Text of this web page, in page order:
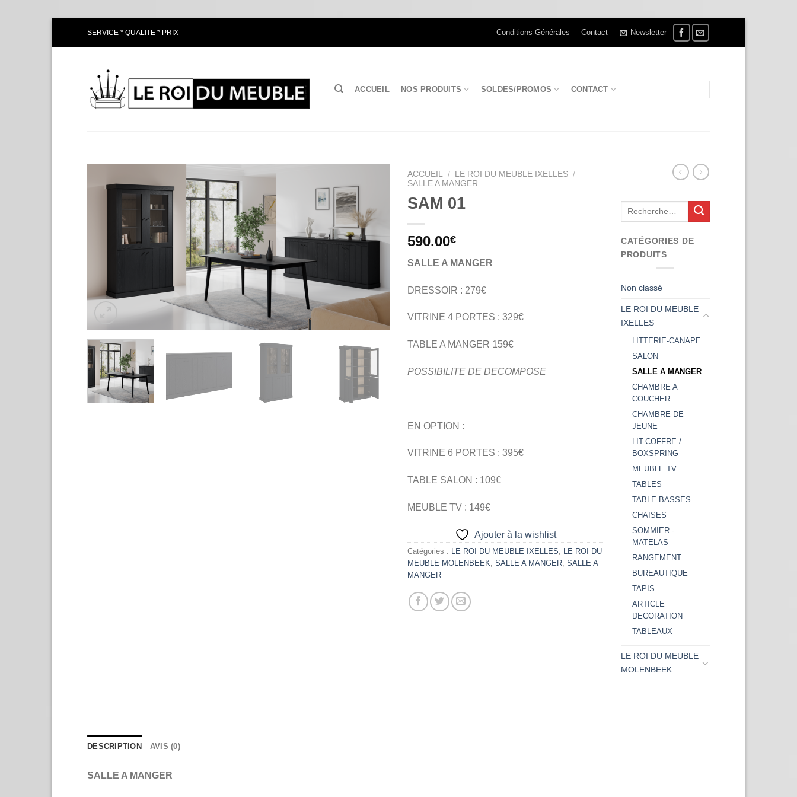
SERVICE * QUALITE * PRIX Conditions Générales Contact Newsletter
ACCUEIL NOS PRODUITS SOLDES/PROMOS CONTACT
Ajouter
à la
wishlist
ACCUEIL / LE ROI DU MEUBLE IXELLES /
SALLE A MANGER
SAM 01
590.00€
SALLE A MANGER
DRESSOIR : 279€
VITRINE 4 PORTES : 329€
TABLE A MANGER 159€
POSSIBILITE DE DECOMPOSE
EN OPTION :
VITRINE 6 PORTES : 395€
TABLE SALON : 109€
MEUBLE TV : 149€
Ajouter à la wishlist
Catégories : LE ROI DU MEUBLE IXELLES
LE ROI DU
MEUBLE MOLENBEEK SALLE A MANGER SALLE A
MANGER
CATÉGORIES DE
PRODUITS
Non classé
LE ROI DU MEUBLE
IXELLES
LITTERIE-CANAPE
SALON
SALLE A MANGER
CHAMBRE A
COUCHER
CHAMBRE DE
JEUNE
LIT-COFFRE /
BOXSPRING
MEUBLE TV
TABLES
TABLE BASSES
CHAISES
SOMMIER -
MATELAS
RANGEMENT
BUREAUTIQUE
TAPIS
ARTICLE
DECORATION
TABLEAUX
LE ROI DU MEUBLE
MOLENBEEK
DESCRIPTION AVIS (0)
SALLE A MANGER